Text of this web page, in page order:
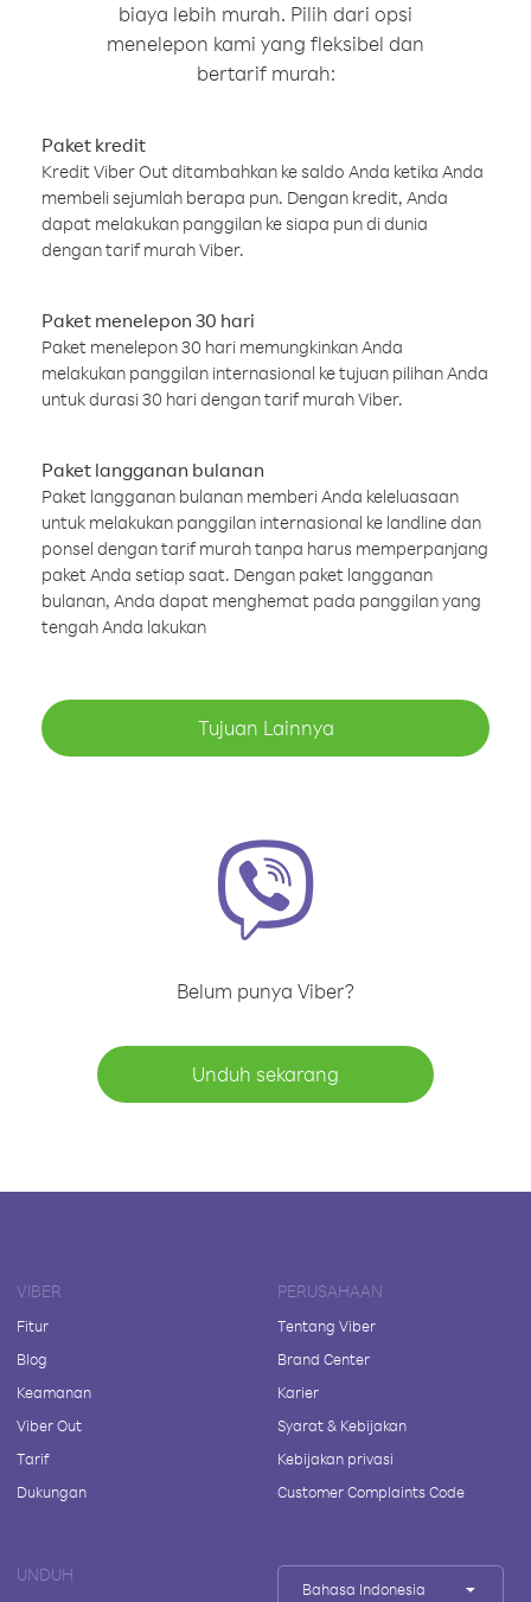
biaya lebih murah. Pilih dari opsi
menelepon kami yang fleksibel dan
bertarif murah:
Paket kredit
Kredit Viber Out ditambahkan ke saldo Anda ketika Anda
membeli sejumlah berapa pun. Dengan kredit, Anda
dapat melakukan panggilan ke siapa pun di dunia
dengan tarif murah Viber.
Paket menelepon 30 hari
Paket menelepon 30 hari memungkinkan Anda
melakukan panggilan internasional ke tujuan pilihan Anda
untuk durasi 30 hari dengan tarif murah Viber.
Paket langganan bulanan
Paket langganan bulanan memberi Anda keleluasaan
untuk melakukan panggilan internasional ke landline dan
ponsel dengan tarif murah tanpa harus memperpanjang
paket Anda setiap saat. Dengan paket langganan
bulanan, Anda dapat menghemat pada panggilan yang
tengah Anda lakukan
Tujuan Lainnya
Belum punya Viber?
Unduh sekarang
VIBER
Fitur
Blog
Keamanan
Viber Out
Tarif
Dukungan
PERUSAHAAN
Tentang Viber
Brand Center
Karier
Syarat & Kebijakan
Kebijakan privasi
Customer Complaints Code
UNDUH
Bahasa Indonesia